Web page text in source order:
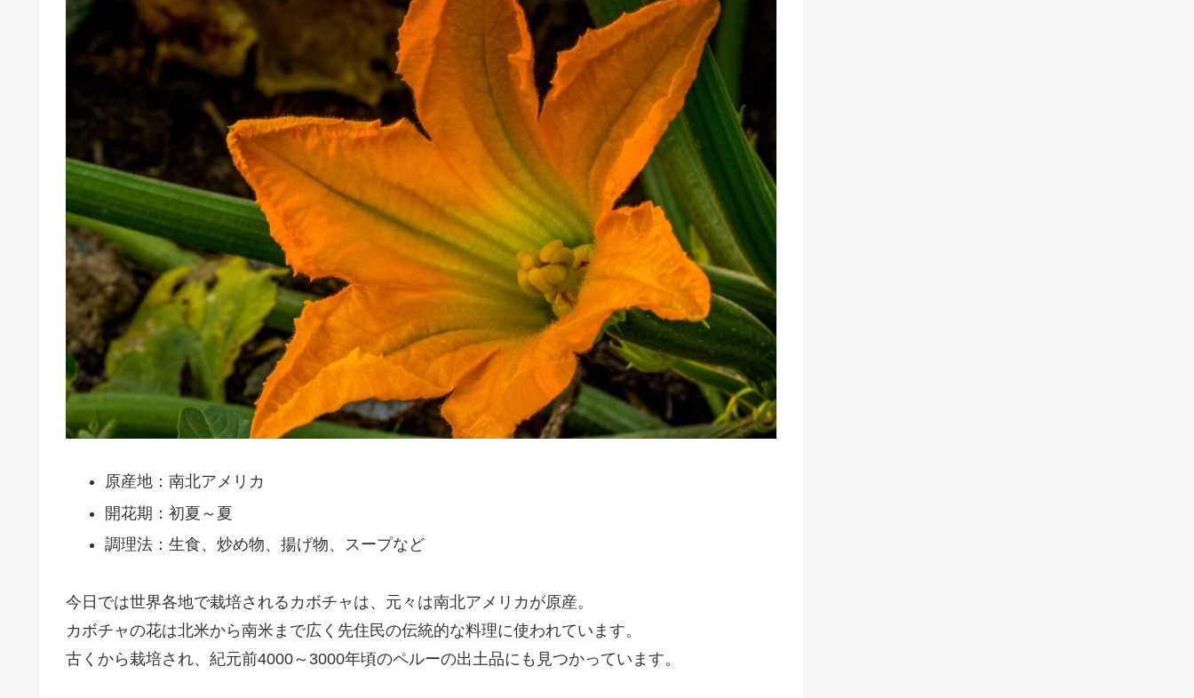
原産地：南北アメリカ
開花期：初夏～夏
調理法：生食、炒め物、揚げ物、スープなど
今日では世界各地で栽培されるカボチャは、元々は南北アメリカが原産。
カボチャの花は北米から南米まで広く先住民の伝統的な料理に使われています。
古くから栽培され、紀元前4000～3000年頃のペルーの出土品にも見つかっています。